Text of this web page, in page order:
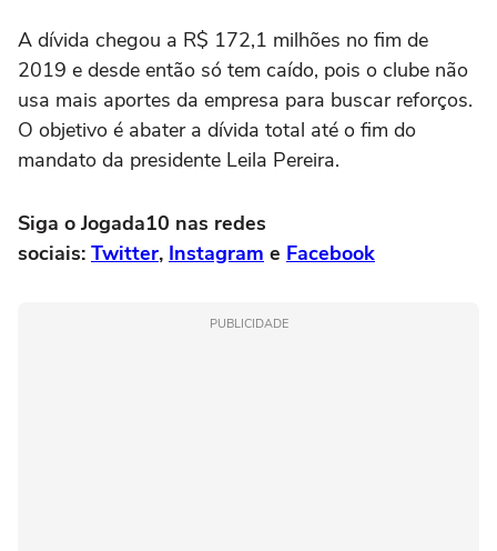
A dívida chegou a R$ 172,1 milhões no fim de
2019 e desde então só tem caído, pois o clube não
usa mais aportes da empresa para buscar reforços.
O objetivo é abater a dívida total até o fim do
mandato da presidente Leila Pereira.
Siga o Jogada10 nas redes
sociais: Twitter, Instagram e Facebook
PUBLICIDADE